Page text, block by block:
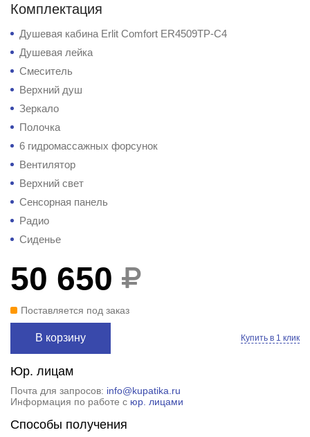
Комплектация
Душевая кабина Erlit Comfort ER4509TP-C4
Душевая лейка
Смеситель
Верхний душ
Зеркало
Полочка
6 гидромассажных форсунок
Вентилятор
Верхний свет
Сенсорная панель
Радио
Сиденье
50 650
Поставляется под заказ
В корзину Купить в 1 клик
Юр. лицам
Почта для запросов: info@kupatika.ru
Информация по работе с юр. лицами
Способы получения